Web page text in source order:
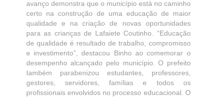
avanço demonstra que o município está no caminho
certo na construção de uma educação de maior
qualidade e na criação de novas oportunidades
para as crianças de Lafaiete Coutinho. “Educação
de qualidade é resultado de trabalho, compromisso
e investimento”, destacou Binho ao comemorar o
desempenho alcançado pelo município. O prefeito
também parabenizou estudantes, professores,
gestores, servidores, famílias e todos os
profissionais envolvidos no processo educacional. O